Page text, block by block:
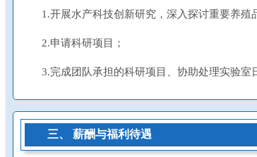
1.开展水产科技创新研究，深入探讨重要养
2.申请科研项目；
3.完成团队承担的科研项目、协助处理实验室
三、 薪酬与福利待遇